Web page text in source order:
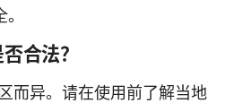
合法？
而异。请在使用前了解当地